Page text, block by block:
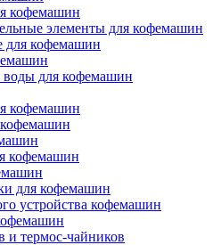
кофемашин
элементы для кофемашин
кофемашин
воды для кофемашин
кофемашин
кофемашин
для кофемашин
устройства кофемашин
и термос-чайников